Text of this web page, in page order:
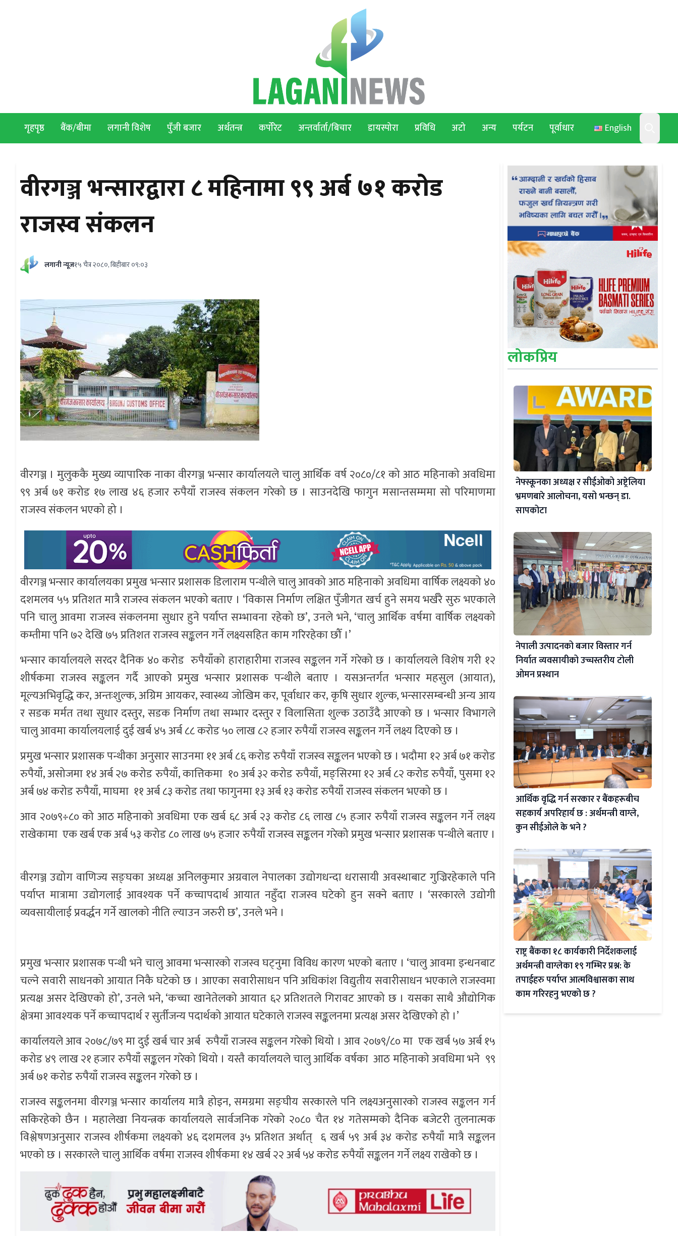
English
Search
गृहपृष्ठ बैंक/बीमा लगानी विशेष पुँजी बजार अर्थतन्त्र कर्पोरेट अन्तर्वार्ता/बिचार डायस्पोरा प्रविधि अटो अन्य पर्यटन पूर्वाधार
वीरगञ्ज भन्सारद्वारा ८ महिनामा ९९ अर्ब ७१ करोड
राजस्व संकलन
लगानी न्यूज१५ चैत्र २०८०, बिहीबार ०९:०३
वीरगञ्ज । मुलुककै मुख्य व्यापारिक नाका वीरगञ्ज भन्सार कार्यालयले चालु आर्थिक वर्ष २०८०/८१ को आठ महिनाको अवधिमा
९९ अर्ब ७१ करोड १७ लाख ४६ हजार रुपैयाँ राजस्व संकलन गरेको छ । साउनदेखि फागुन मसान्तसम्ममा सो परिमाणमा
राजस्व संकलन भएको हो ।
वीरगञ्ज भन्सार कार्यालयका प्रमुख भन्सार प्रशासक डिलाराम पन्थीले चालु आवको आठ महिनाको अवधिमा वार्षिक लक्ष्यको ४०
दशमलव ५५ प्रतिशत मात्रै राजस्व संकलन भएको बताए । ‘विकास निर्माण लक्षित पुँजीगत खर्च हुने समय भर्खरै सुरु भएकाले
पनि चालु आवमा राजस्व संकलनमा सुधार हुने पर्याप्त सम्भावना रहेको छ’, उनले भने, ‘चालु आर्थिक वर्षमा वार्षिक लक्ष्यको
कम्तीमा पनि ७२ देखि ७५ प्रतिशत राजस्व सङ्कलन गर्ने लक्ष्यसहित काम गरिरहेका छौँ ।’
भन्सार कार्यालयले सरदर दैनिक ४० करोड रुपैयाँको हाराहारीमा राजस्व सङ्कलन गर्ने गरेको छ । कार्यालयले विशेष गरी १२
शीर्षकमा राजस्व सङ्कलन गर्दै आएको प्रमुख भन्सार प्रशासक पन्थीले बताए । यसअन्तर्गत भन्सार महसुल (आयात),
मूल्यअभिवृद्धि कर, अन्तःशुल्क, अग्रिम आयकर, स्वास्थ्य जोखिम कर, पूर्वाधार कर, कृषि सुधार शुल्क, भन्सारसम्बन्धी अन्य आय
र सडक मर्मत तथा सुधार दस्तुर, सडक निर्माण तथा सम्भार दस्तुर र विलासिता शुल्क उठाउँदै आएको छ । भन्सार विभागले
चालु आवमा कार्यालयलाई दुई खर्ब ४५ अर्ब ८८ करोड ५० लाख ८२ हजार रुपैयाँ राजस्व सङ्कलन गर्ने लक्ष्य दिएको छ ।
प्रमुख भन्सार प्रशासक पन्थीका अनुसार साउनमा ११ अर्ब ८६ करोड रुपैयाँ राजस्व सङ्कलन भएको छ । भदौमा १२ अर्ब ७१ करोड
रुपैयाँ, असोजमा १४ अर्ब २७ करोड रुपैयाँ, कात्तिकमा १० अर्ब ३२ करोड रुपैयाँ, मङ्सिरमा १२ अर्ब ८२ करोड रुपैयाँ, पुसमा १२
अर्ब ७४ करोड रुपैयाँ, माघमा ११ अर्ब ८३ करोड तथा फागुनमा १३ अर्ब १३ करोड रुपैयाँ राजस्व संकलन भएको छ ।
आव २०७९÷८० को आठ महिनाको अवधिमा एक खर्ब ६८ अर्ब २३ करोड ८६ लाख ८५ हजार रुपैयाँ राजस्व सङ्कलन गर्ने लक्ष्य
राखेकामा एक खर्ब एक अर्ब ५३ करोड ८० लाख ७५ हजार रुपैयाँ राजस्व सङ्कलन गरेको प्रमुख भन्सार प्रशासक पन्थीले बताए ।
वीरगञ्ज उद्योग वाणिज्य सङ्घका अध्यक्ष अनिलकुमार अग्रवाल नेपालका उद्योगधन्दा धरासायी अवस्थाबाट गुज्रिरहेकाले पनि
पर्याप्त मात्रामा उद्योगलाई आवश्यक पर्ने कच्चापदार्थ आयात नहुँदा राजस्व घटेको हुन सक्ने बताए । ‘सरकारले उद्योगी
व्यवसायीलाई प्रवर्द्धन गर्ने खालको नीति ल्याउन जरुरी छ’, उनले भने ।
प्रमुख भन्सार प्रशासक पन्थी भने चालु आवमा भन्सारको राजस्व घट्नुमा विविध कारण भएको बताए । ‘चालु आवमा इन्धनबाट
चल्ने सवारी साधनको आयात निकै घटेको छ । आएका सवारीसाधन पनि अधिकांश विद्युतीय सवारीसाधन भएकाले राजस्वमा
प्रत्यक्ष असर देखिएको हो’, उनले भने, ‘कच्चा खानेतेलको आयात ६२ प्रतिशतले गिरावट आएको छ । यसका साथै औद्योगिक
क्षेत्रमा आवश्यक पर्ने कच्चापदार्थ र सुर्तीजन्य पदार्थको आयात घटेकाले राजस्व सङ्कलनमा प्रत्यक्ष असर देखिएको हो ।’
कार्यालयले आव २०७८/७९ मा दुई खर्ब चार अर्ब रुपैयाँ राजस्व सङ्कलन गरेको थियो । आव २०७९/८० मा एक खर्ब ५७ अर्ब १५
करोड ४९ लाख २१ हजार रुपैयाँ सङ्कलन गरेको थियो । यस्तै कार्यालयले चालु आर्थिक वर्षका आठ महिनाको अवधिमा भने ९९
अर्ब ७१ करोड रुपैयाँ राजस्व सङ्कलन गरेको छ ।
राजस्व सङ्कलनमा वीरगञ्ज भन्सार कार्यालय मात्रै होइन, समग्रमा सङ्घीय सरकारले पनि लक्ष्यअनुसारको राजस्व सङ्कलन गर्न
सकिरहेको छैन । महालेखा नियन्त्रक कार्यालयले सार्वजनिक गरेको २०८० चैत १४ गतेसम्मको दैनिक बजेटरी तुलनात्मक
विश्लेषणअनुसार राजस्व शीर्षकमा लक्ष्यको ४६ दशमलव ३५ प्रतिशत अर्थात् ६ खर्ब ५९ अर्ब ३४ करोड रुपैयाँ मात्रै सङ्कलन
भएको छ । सरकारले चालु आर्थिक वर्षमा राजस्व शीर्षकमा १४ खर्ब २२ अर्ब ५४ करोड रुपैयाँ सङ्कलन गर्ने लक्ष्य राखेको छ ।
लोकप्रिय
नेफ्स्कूनका अध्यक्ष र सीईओको अष्ट्रेलिया
भ्रमणबारे आलोचना, यसो भन्छन् डा‍.
सापकोटा
नेपाली उत्पादनको बजार विस्तार गर्न
निर्यात व्यवसायीको उच्चस्तरीय टोली
ओमन प्रस्थान
आर्थिक वृद्धि गर्न सरकार र बैंकहरूबीच
सहकार्य अपरिहार्य छ : अर्थमन्त्री वाग्ले,
कुन सीईओले के भने ?
राष्ट्र बैंकका १८ कार्यकारी निर्देशकलाई
अर्थमन्त्री वाग्लेका १९ गम्भिर प्रश्न: के
तपाईहरु पर्याप्त आत्मविश्वासका साथ
काम गरिरहनु भएको छ ?